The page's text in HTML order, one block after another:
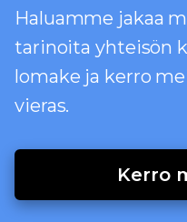
Haluamme jakaa
tarinoita yhteisön
lomake ja kerro
vieras.
Kerro